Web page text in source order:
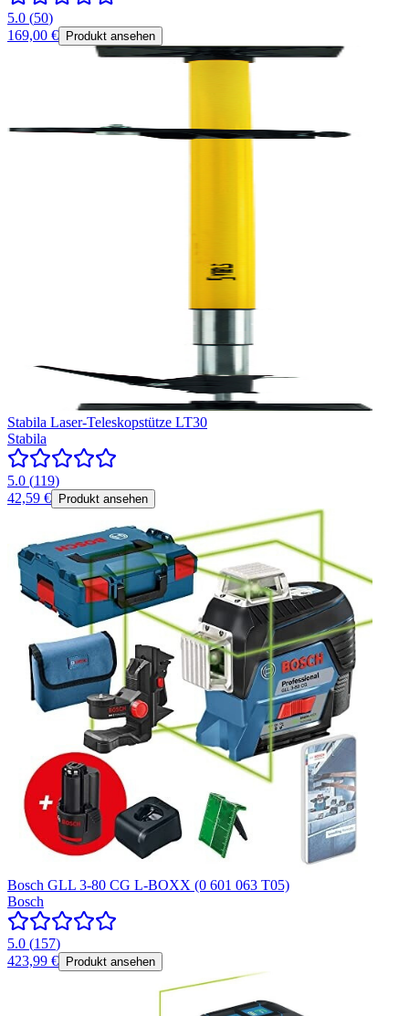
5.0 (50)
169,00 €
Produkt ansehen
Stabila Laser-Teleskopstütze LT30
Stabila
5.0 (119)
42,59 €
Produkt ansehen
Bosch GLL 3-80 CG L-BOXX (0 601 063 T05)
Bosch
5.0 (157)
423,99 €
Produkt ansehen